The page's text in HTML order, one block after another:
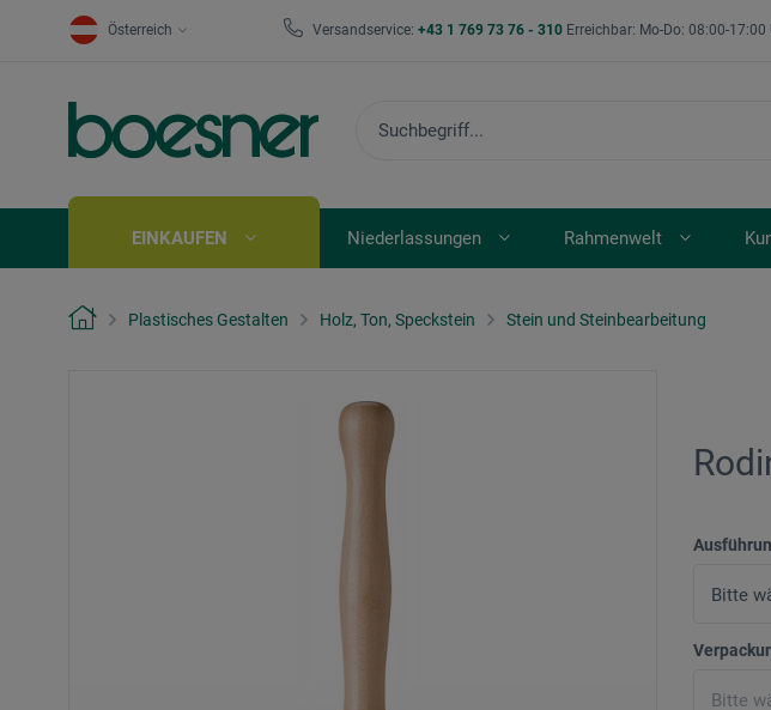
Österreich Versandservice: +43 1 769 73 76 - 310 Erreichbar: Mo-Do: 08:00-
EINKAUFEN Niederlassungen Rahmenwelt
Plastisches Gestalten Holz, Ton, Speckstein Stein und Steinbearbeitung